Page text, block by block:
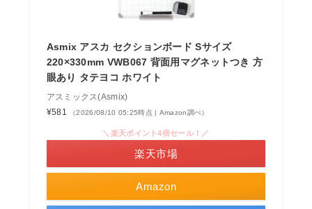
Asmix アスカ セクションボード Sサイズ
220×330mm VWB067 背面用マグネットつき 方
眼あり タテヨコ ホワイト
アスミックス(Asmix)
¥581
（2026/08/10 05:25時点 | Amazon調べ）
Amazon
＼楽天ポイント4倍セール！／
楽天市場